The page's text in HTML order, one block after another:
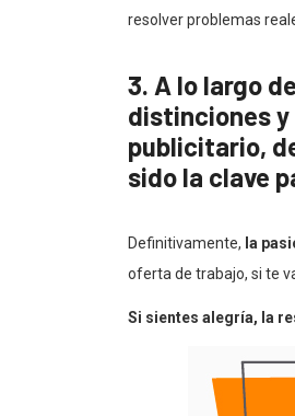
resolver problemas
3. A lo largo
distinciones
publicitario,
sido la clave
Definitivamente, la
oferta de trabajo, si te
Si sientes alegría, la